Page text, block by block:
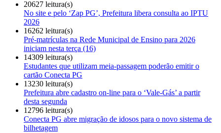
20627 leitura(s)
No site e pelo ‘Zap PG’, Prefeitura libera consulta ao IPTU
2026
16262 leitura(s)
Pré-matrículas na Rede Municipal de Ensino para 2026
iniciam nesta terça (16)
14309 leitura(s)
Estudantes que utilizam meia-passagem poderão emitir o
cartão Conecta PG
13230 leitura(s)
Prefeitura abre cadastro on-line para o ‘Vale-Gás’ a partir
desta segunda
12796 leitura(s)
Conecta PG abre migração de idosos para o novo sistema de
bilhetagem